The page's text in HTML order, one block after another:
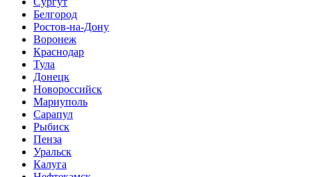
Белгород
Ростов-на-Дону
Воронеж
Краснодар
Тула
Донецк
Новороссийск
Мариуполь
Сарапул
Рыбиск
Пенза
Уральск
Калуга